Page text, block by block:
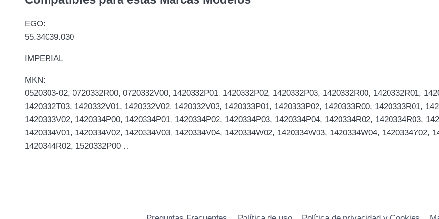
EGO:
55.34039.030
IMPERIAL
MKN:
0520303-02, 0720332R00, 0720332V00, 1420332P01, 1420332P02, 1420332P03, 1420332R00, 1420332R01,
1420332T03, 1420332V01, 1420332V02, 1420332V03, 1420333P01, 1420333P02, 1420333R00, 1420333R01,
1420333V02, 1420334P00, 1420334P01, 1420334P02, 1420334P03, 1420334P04, 1420334R02, 1420334R03,
1420334V01, 1420334V02, 1420334V03, 1420334V04, 1420334W02, 1420334W03, 1420334W04, 1420334Y02,
1420344R02, 1520332P00…